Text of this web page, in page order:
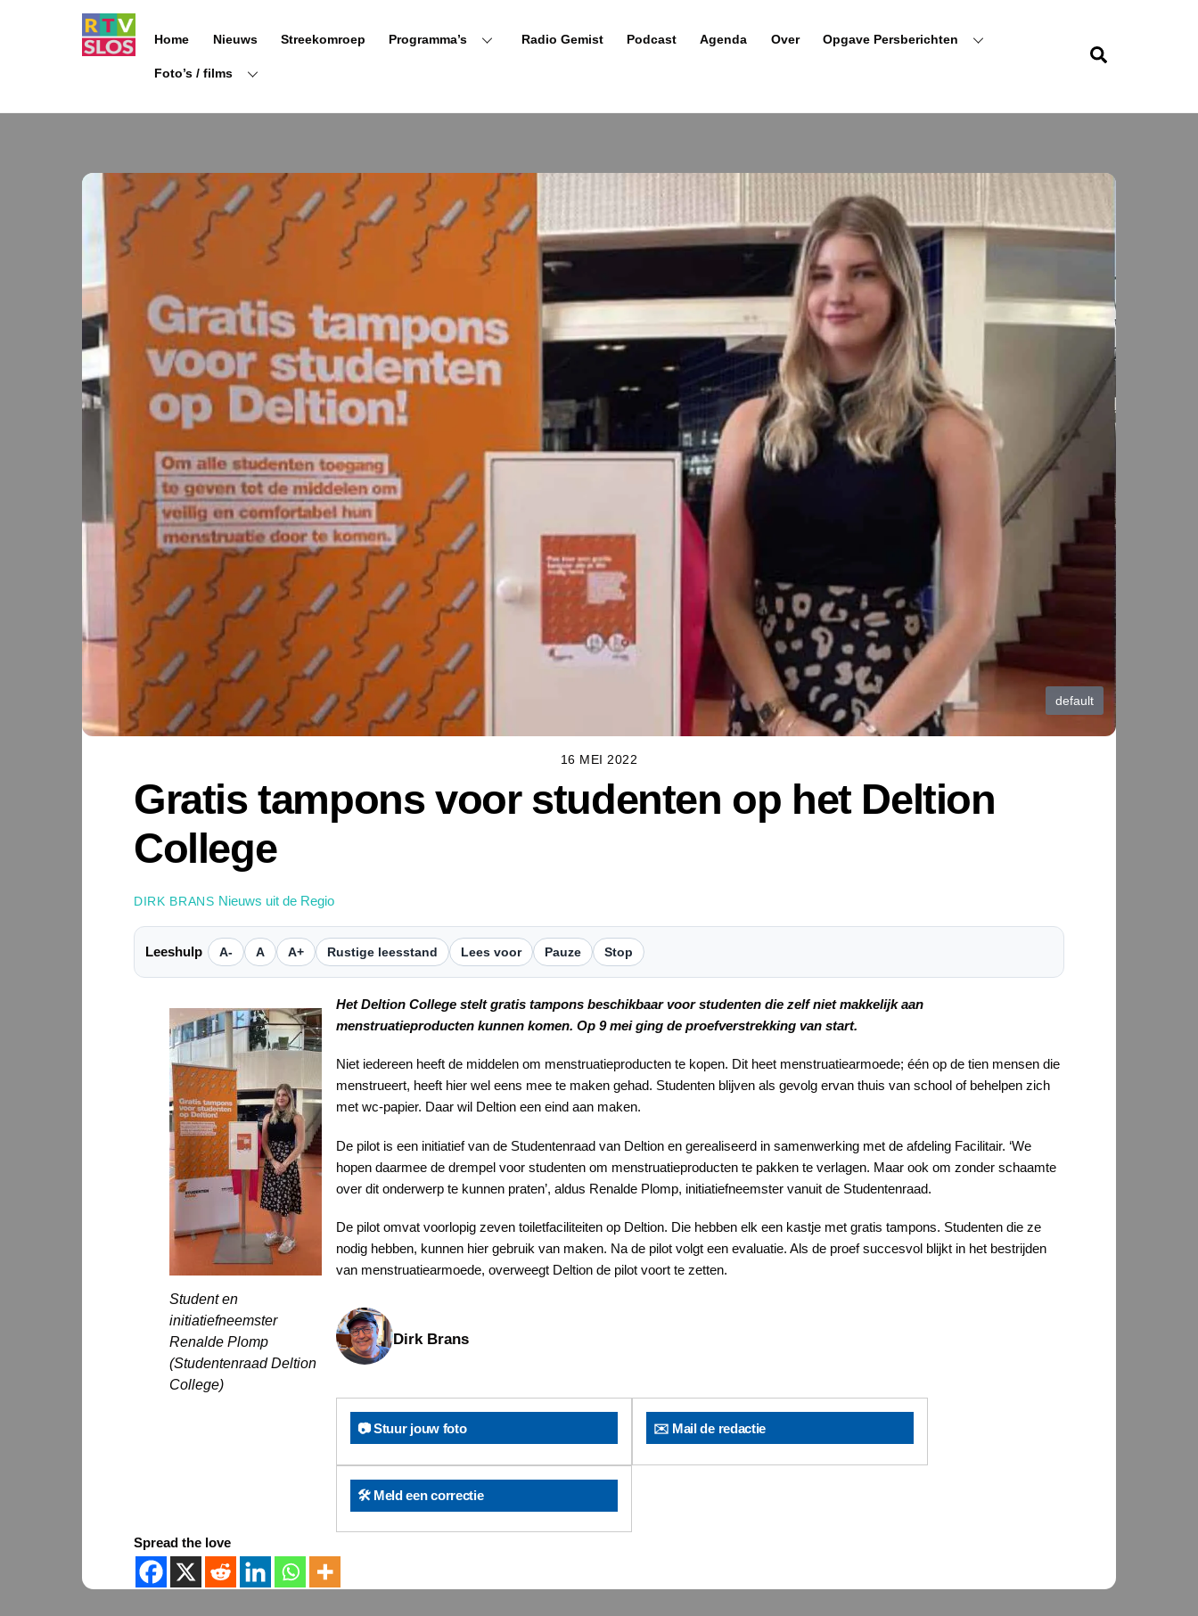
Home Nieuws Streekomroep Programma’s Radio Gemist Podcast Agenda Over Opgave Persberichten
Foto’s / films
default
16 MEI 2022
Gratis tampons voor studenten op het Deltion
College
DIRK BRANS Nieuws uit de Regio
Leeshulp A- A A+ Rustige leesstand Lees voor Pauze Stop
Student en
initiatiefneemster
Renalde Plomp
(Studentenraad Deltion
College)
Het Deltion College stelt gratis tampons beschikbaar voor studenten die zelf niet makkelijk aan
menstruatieproducten kunnen komen. Op 9 mei ging de proefverstrekking van start.
Niet iedereen heeft de middelen om menstruatieproducten te kopen. Dit heet menstruatiearmoede; één op de tien mensen die
menstrueert, heeft hier wel eens mee te maken gehad. Studenten blijven als gevolg ervan thuis van school of behelpen zich
met wc-papier. Daar wil Deltion een eind aan maken.
De pilot is een initiatief van de Studentenraad van Deltion en gerealiseerd in samenwerking met de afdeling Facilitair. ​​​​​​​‘We
hopen daarmee de drempel voor studenten om menstruatieproducten te pakken te verlagen. Maar ook om zonder schaamte
over dit onderwerp te kunnen praten’, aldus Renalde Plomp, initiatiefneemster vanuit de Studentenraad.
De pilot omvat voorlopig zeven toiletfaciliteiten op Deltion. Die hebben elk een kastje met gratis tampons. Studenten die ze
nodig hebben, kunnen hier gebruik van maken. Na de pilot volgt een evaluatie. Als de proef succesvol blijkt in het bestrijden
van menstruatiearmoede, overweegt Deltion de pilot voort te zetten.​​​
Dirk Brans
📷 Stuur jouw foto ✉️ Mail de redactie
🛠️ Meld een correctie
Spread the love